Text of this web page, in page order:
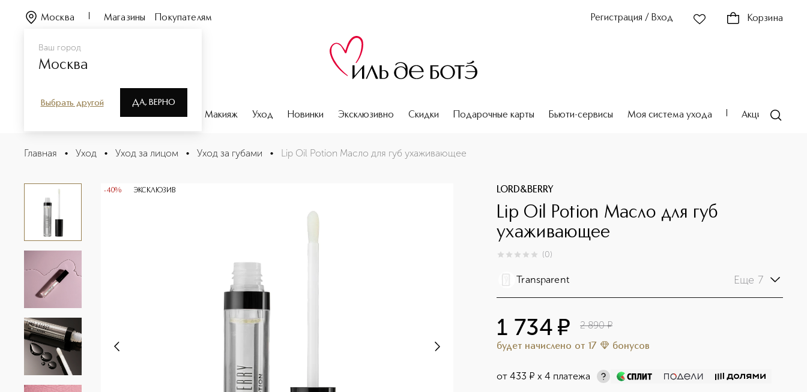
Ваш город
Москва
Выбрать другой ДА, ВЕРНО
Москва Магазины Покупателям Регистрация / Вход Корзина
Парфюмерия Макияж Уход Новинки Эксклюзивно Скидки Подарочные карты Бьюти-сервисы Моя система ухода Акции
Lip Oil Potion Масло для губ ухаживающее
Описание
Главная • Уход • Уход за лицом • Уход за губами • Lip Oil Potion Масло для губ ухаживающее
-40% ЭКСКЛЮЗИВ LORD&BERRY
Lip Oil Potion Масло для губ
ухаживающее
0из 0 (0)
Transparent Еще 7
1 734 ¤ 2 890 ¤
будет начислено от 17 бонусов
от433 ¤ х 4 платежа